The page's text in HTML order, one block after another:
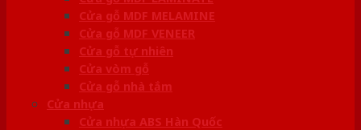
Cửa gỗ MDF MELAMINE
Cửa gỗ MDF VENEER
Cửa gỗ tự nhiên
Cửa vòm gỗ
Cửa gỗ nhà tắm
Cửa nhựa
Cửa nhựa ABS Hàn Quốc